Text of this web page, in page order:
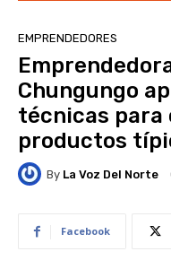
EMPRENDEDORES
Chungungo
técnicas para
productos
By La Voz Del Norte
Facebook